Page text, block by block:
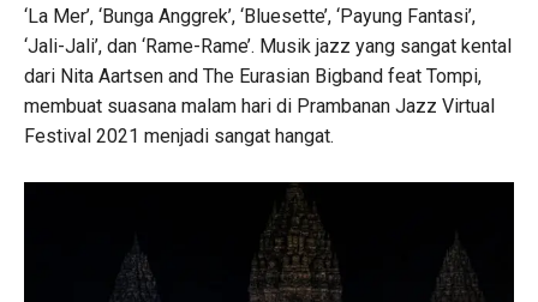
‘La Mer’, ‘Bunga Anggrek’, ‘Bluesette’, ‘Payung Fantasi’,
‘Jali-Jali’, dan ‘Rame-Rame’. Musik jazz yang sangat kental
dari Nita Aartsen and The Eurasian Bigband feat Tompi,
membuat suasana malam hari di Prambanan Jazz Virtual
Festival 2021 menjadi sangat hangat.